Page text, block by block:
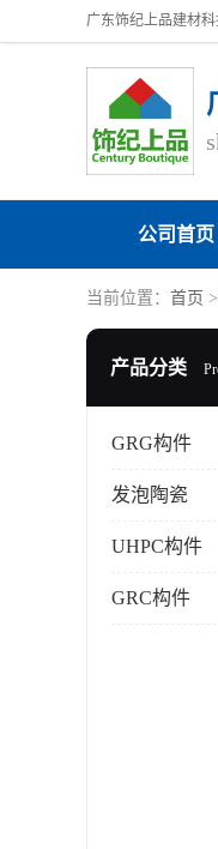
公司首页
当前位置： 首页 >
产品分类
GRG构件
发泡陶瓷
UHPC构件
GRC构件